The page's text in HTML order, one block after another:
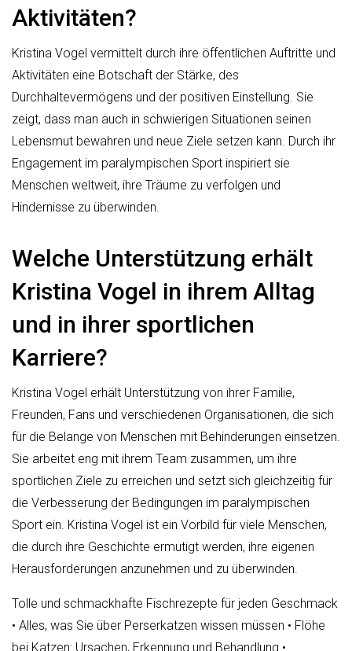
Aktivitäten?
Kristina Vogel vermittelt durch ihre öffentlichen Auftritte und
Aktivitäten eine Botschaft der Stärke, des
Durchhaltevermögens und der positiven Einstellung. Sie
zeigt, dass man auch in schwierigen Situationen seinen
Lebensmut bewahren und neue Ziele setzen kann. Durch ihr
Engagement im paralympischen Sport inspiriert sie
Menschen weltweit, ihre Träume zu verfolgen und
Hindernisse zu überwinden.
Welche Unterstützung erhält
Kristina Vogel in ihrem Alltag
und in ihrer sportlichen
Karriere?
Kristina Vogel erhält Unterstützung von ihrer Familie,
Freunden, Fans und verschiedenen Organisationen, die sich
für die Belange von Menschen mit Behinderungen einsetzen.
Sie arbeitet eng mit ihrem Team zusammen, um ihre
sportlichen Ziele zu erreichen und setzt sich gleichzeitig für
die Verbesserung der Bedingungen im paralympischen
Sport ein. Kristina Vogel ist ein Vorbild für viele Menschen,
die durch ihre Geschichte ermutigt werden, ihre eigenen
Herausforderungen anzunehmen und zu überwinden.
Tolle und schmackhafte Fischrezepte für jeden Geschmack
• Alles, was Sie über Perserkatzen wissen müssen • Flöhe
bei Katzen: Ursachen, Erkennung und Behandlung •